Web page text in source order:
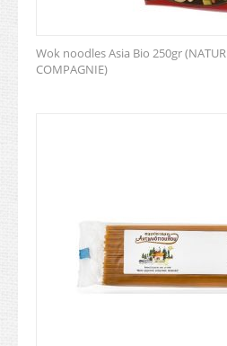
Wok noodles Asia Bio 250gr (NATUR
COMPAGNIE)